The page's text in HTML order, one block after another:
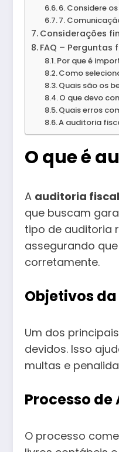
6. Considere
7.
Considerações
FAQ –
Por que é
Como
Quais são os
O que devo
Quais erros
A auditoria
O que é
A auditoria fiscal
que buscam
tipo de auditoria
assegurando
corretamente.
Objetivos
Um dos
devidos. Isso
multas e
Processo
O processo